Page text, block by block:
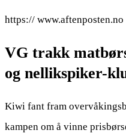
https://
VG trakk
og nellikspiker-
Kiwi fant fram
kampen om å vinne